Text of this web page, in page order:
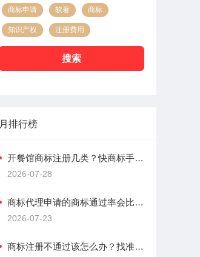
商标申请 软著 商标
知识产权 注册费用
搜索
月排行榜
开餐馆商标注册几类？快商标手把手教您选类别
2026-07-28
商标代理申请的商标通过率会比自己申请高么？
2026-07-23
商标注册不通过该怎么办？找准原因，高效补救不踩坑